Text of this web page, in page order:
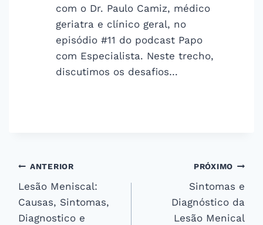
com o Dr. Paulo Camiz, médico
geriatra e clínico geral, no
episódio #11 do podcast Papo
com Especialista. Neste trecho,
discutimos os desafios…
Navegação
de
Post
ANTERIOR
Lesão Meniscal:
Causas, Sintomas,
Diagnostico e
PRÓXIMO
Sintomas e
Diagnóstico da
Lesão Menical